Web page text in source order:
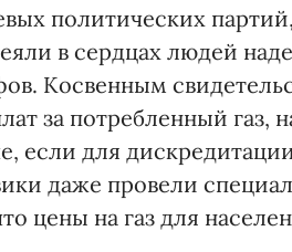
политических
в сердцах людей
Косвенным
за потребленный газ,
если для
даже провели
цены на газ для